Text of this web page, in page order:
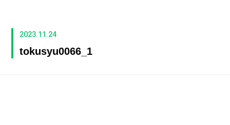
2023.11.24
tokusyu0066_1